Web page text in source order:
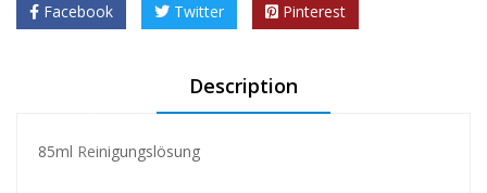
Facebook Twitter Pinterest
Description
85ml Reinigungslösung
❅
❅